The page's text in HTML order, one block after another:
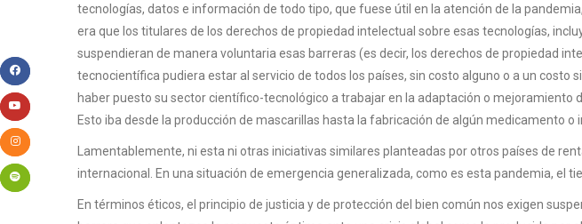
tecnologías, datos e información de todo tipo, que fuese útil en la atención de la
era que los titulares de los derechos de propiedad intelectual sobre esas tecnologías,
suspendieran de manera voluntaria esas barreras (es decir, los derechos de propiedad
tecnocientífica pudiera estar al servicio de todos los países, sin costo alguno o a un costo
haber puesto su sector científico-tecnológico a trabajar en la adaptación o mejoramiento
Esto iba desde la producción de mascarillas hasta la fabricación de algún medicamento o
Lamentablemente, ni esta ni otras iniciativas similares planteadas por otros países de
internacional. En una situación de emergencia generalizada, como es esta pandemia, el
En términos éticos, el principio de justicia y de protección del bien común nos exigen